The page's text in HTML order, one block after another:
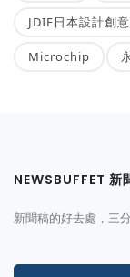
JDIE日本設計創
Microchip
NEWSBUFFET 新
新聞稿的好去處，三